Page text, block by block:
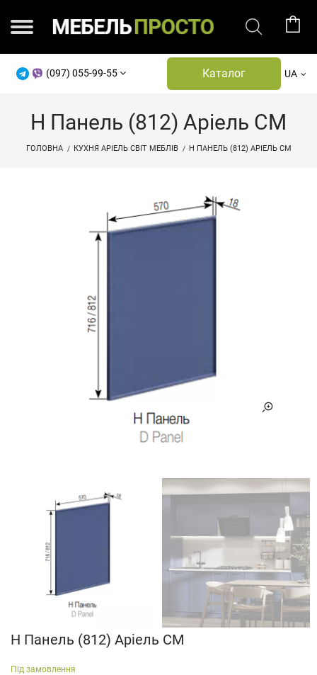
(097) 055-99-55 Каталог UA
Н Панель (812) Аріель СМ
ГОЛОВНА КУХНЯ АРІЕЛЬ СВІТ МЕБЛІВ Н ПАНЕЛЬ (812) АРІЕЛЬ СМ
Н Панель (812) Аріель СМ
Під замовлення